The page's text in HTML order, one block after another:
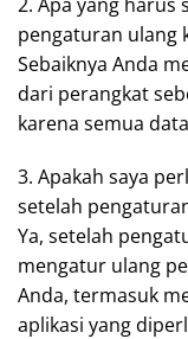
pengaturan ulang
Sebaiknya Anda
dari perangkat
karena semua
3. Apakah saya
setelah
Ya, setelah
mengatur ulang
Anda, termasuk
aplikasi yang